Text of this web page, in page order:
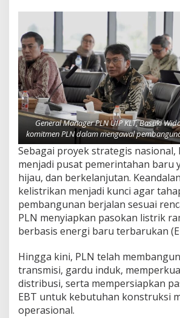
General Manager PLN UIP KLT, Basuki
komitmen PLN dalam mengawal
Sebagai proyek strategis nasional,
menjadi pusat pemerintahan baru
hijau, dan berkelanjutan.
kelistrikan menjadi kunci agar
pembangunan berjalan sesuai
PLN menyiapkan pasokan listrik
berbasis energi baru terbarukan
Hingga kini, PLN telah
transmisi, gardu induk,
distribusi, serta mempersiapkan
EBT untuk kebutuhan konstruksi
operasional.